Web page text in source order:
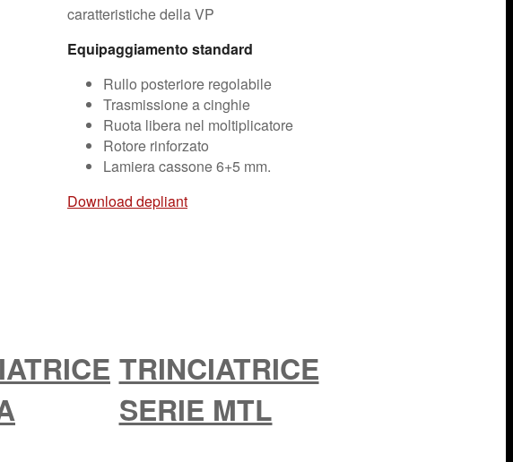
caratteristiche della VP
Equipaggiamento standard
Rullo posteriore regolabile
Trasmissione a cinghie
Ruota libera nel moltiplicatore
Rotore rinforzato
Lamiera cassone 6+5 mm.
Download depliant
TRINCIATRICE
SERIE MTL